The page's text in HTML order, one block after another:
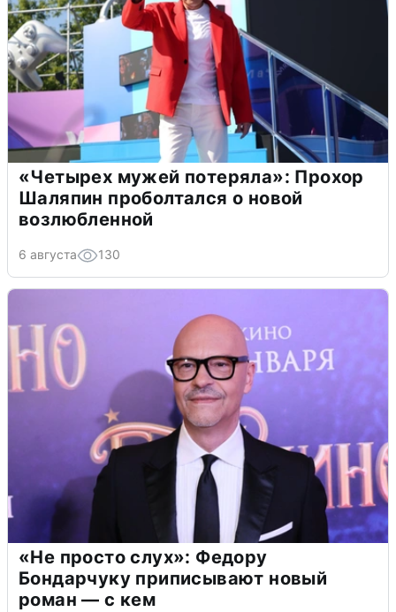
«Четырех мужей потеряла»: Прохор
Шаляпин проболтался о новой
возлюбленной
6 августа 130
«Не просто слух»: Федору
Бондарчуку приписывают новый
роман — с кем